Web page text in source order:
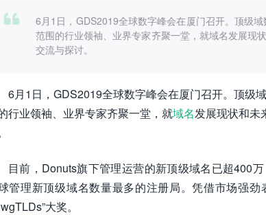

6月1日，GDS2019全球数字峰会在厦门召开。顶级
范围的行业领袖、业界专家齐聚一堂，就域名发展现
交流与探讨。
6月1日，GDS2019全球数字峰会在厦门召开。顶级
行业领袖、业界专家齐聚一堂，就域名发展现状和未
目前，Donuts旗下管理运营的新顶级域名已超400
管理新顶级域名数量最多的注册局。凭借市场强
大奖。